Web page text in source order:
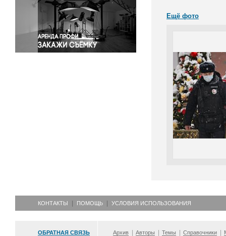
Спорт
Экология
Экономика и бизнес
Ещё фото
КОНТАКТЫ ПОМОЩЬ УСЛОВИЯ ИСПОЛЬЗОВАНИЯ
ОБРАТНАЯ СВЯЗЬ Архив Авторы Темы Справочники